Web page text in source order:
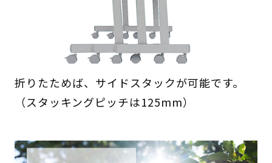
折りたためば、サイドスタックが可能です。
（スタッキングピッチは125mm）